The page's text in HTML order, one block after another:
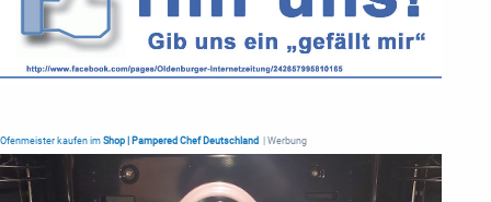
Ofenmeister kaufen im Shop | Pampered Chef Deutschland | Werbung